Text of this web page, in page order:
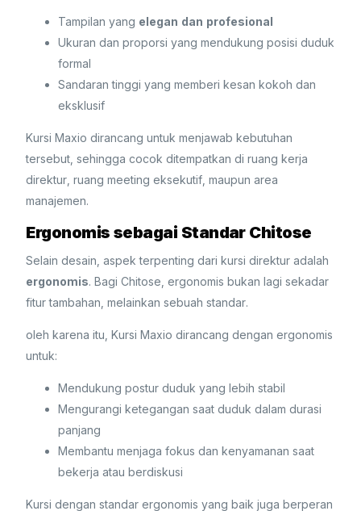
Tampilan yang elegan dan profesional
Ukuran dan proporsi yang mendukung posisi duduk
formal
Sandaran tinggi yang memberi kesan kokoh dan
eksklusif
Kursi Maxio dirancang untuk menjawab kebutuhan
tersebut, sehingga cocok ditempatkan di ruang kerja
direktur, ruang meeting eksekutif, maupun area
manajemen.
Ergonomis sebagai Standar Chitose
Selain desain, aspek terpenting dari kursi direktur adalah
ergonomis. Bagi Chitose, ergonomis bukan lagi sekadar
fitur tambahan, melainkan sebuah standar.
oleh karena itu, Kursi Maxio dirancang dengan ergonomis
untuk:
Mendukung postur duduk yang lebih stabil
Mengurangi ketegangan saat duduk dalam durasi
panjang
Membantu menjaga fokus dan kenyamanan saat
bekerja atau berdiskusi
Kursi dengan standar ergonomis yang baik juga berperan